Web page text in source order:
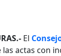
El
actas con